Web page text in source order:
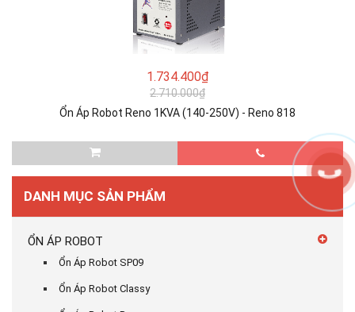
1.734.400₫
2.710.000₫
Ổn Áp Robot Reno 1KVA (140-250V) - Reno 818
DANH MỤC SẢN PHẨM
ỔN ÁP ROBOT
Ổn Áp Robot SP09
Ổn Áp Robot Classy